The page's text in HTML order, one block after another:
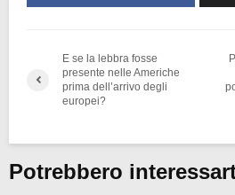
E se la lebbra fosse
presente nelle Americhe
prima dell’arrivo degli
europei?
Potrebbero